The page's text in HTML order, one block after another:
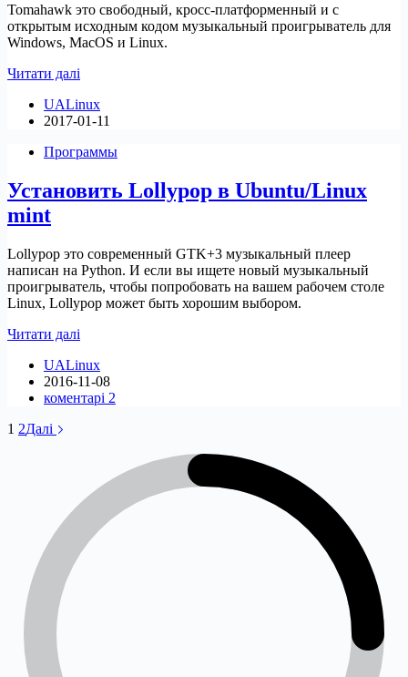
Tomahawk это свободный, кросс-платформенный и с
открытым исходным кодом музыкальный проигрыватель для
Windows, MacOS и Linux.
Читати далі
Tomahawk
для
14.04/16.04/Linux
UALinux
2017-01-11
Программы
Установить Lollypop в Ubuntu/Linux
mint
Lollypop это современный GTK+3 музыкальный плеер
написан на Python. И если вы ищете новый музыкальный
проигрыватель, чтобы попробовать на вашем рабочем столе
Linux, Lollypop может быть хорошим выбором.
Читати далі
в
Ubuntu/Linux
mint
UALinux
2016-11-08
коментарі 2
1 2Далі